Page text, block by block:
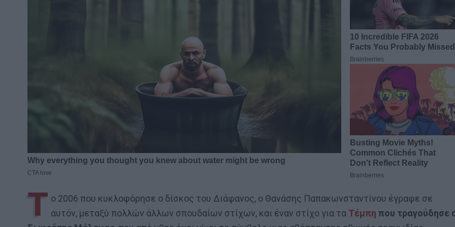
Τ ο 2006 που κυκλοφόρησε ο δίσκος του Διάφανος, ο Θανάσης Παπακωνσταντίνου έγραφε σε
αυτόν, μεταξύ πολλών άλλων σπουδαίων στίχων, και έναν στίχο για τα Τέμπη που τραγούδησε